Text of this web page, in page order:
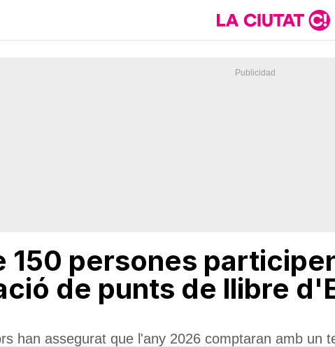
150 persones
de punts de llibre
han assegurat que l'any 2026 comptaran amb un